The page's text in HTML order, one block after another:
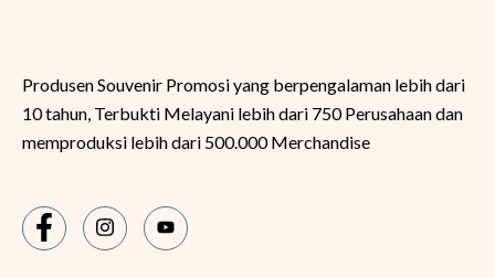
Produsen Souvenir Promosi yang berpengalaman lebih dari
10 tahun, Terbukti Melayani lebih dari 750 Perusahaan dan
memproduksi lebih dari 500.000 Merchandise